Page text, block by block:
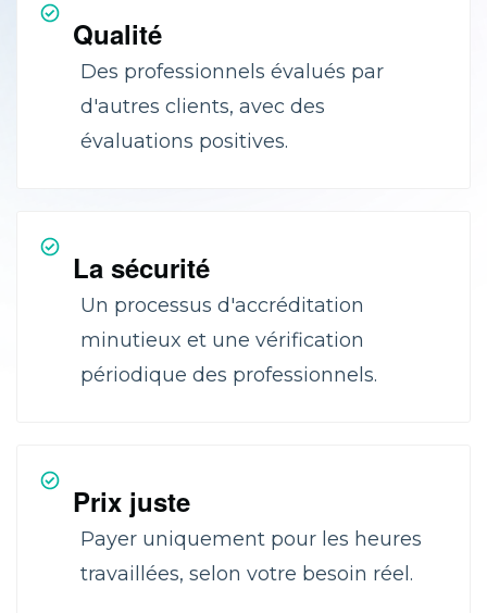
Qualité
Des professionnels évalués par
d'autres clients, avec des
évaluations positives.
La sécurité
Un processus d'accréditation
minutieux et une vérification
périodique des professionnels.
Prix juste
Payer uniquement pour les heures
travaillées, selon votre besoin réel.